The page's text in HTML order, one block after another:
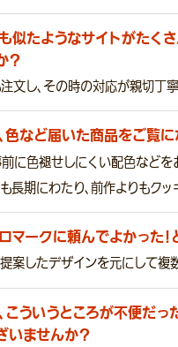
似たようなサイトがたく
？
文し、その時の対応が親切丁
色など届いた商品をご覧
に色褪せしにくい配色などを
長期にわたり、前作よりもク
マークに頼んでよかった
案したデザインを元にして複
こういうところが不便だっ
いませんか？